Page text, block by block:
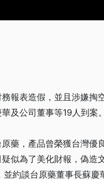
報表造假，並且涉嫌掏
及公司董事等19人到案
藥，產品曾榮獲台灣優
似為了美化財報，偽造
約談台原藥董事長蘇慶